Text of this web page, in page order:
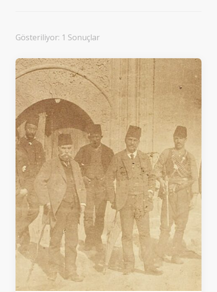
Gösteriliyor: 1 Sonuçlar